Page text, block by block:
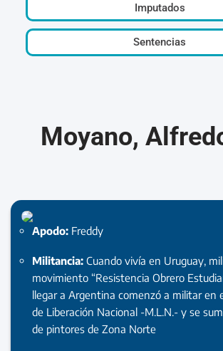
Imputados
Sentencias
Moyano,
Apodo: Freddy
Militancia: Cuando vivía en Uruguay,
movimiento “Resistencia Obrero
llegar a Argentina comenzó a militar en
de Liberación Nacional -M.L.N.- y se
de pintores de Zona Norte